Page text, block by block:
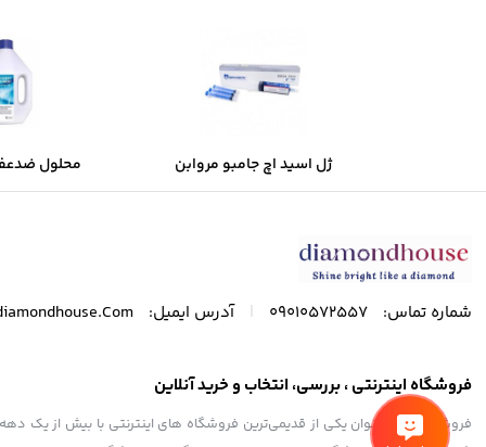
ژل اسید اچ جامبو مروابن
Morvabon
محلول
سارفوسپت
شماره تماس: 09010572557 آدرس ایمیل:
فروشگاه اینترنتی ، بررسی، انتخاب و خرید آنلاین